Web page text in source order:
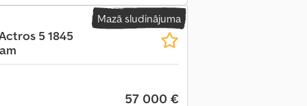
Mazā sludinājuma
5 1845
57 000 €